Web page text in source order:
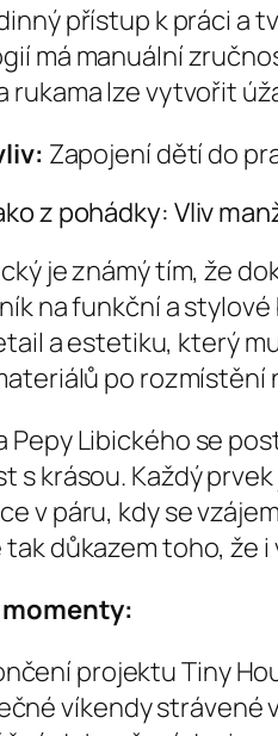
přístup k práci a
má manuální
rukama lze vytvořit
Zapojení dětí do
z pohádky: Vliv
je známý tím, že
na funkční a
a estetiku, který
po rozmístění
Pepy Libického se
s krásou. Každý
v páru, kdy se
tak důkazem toho, že
projektu Tiny
víkendy strávené